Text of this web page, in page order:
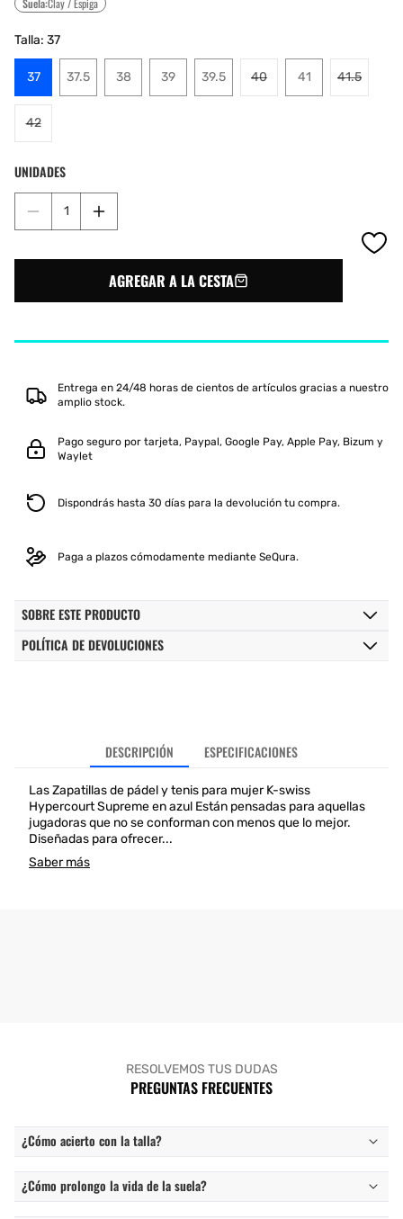
Suela:Clay / Espiga
Talla: 37
37 37.5 38 39 39.5 40Variante
agotada
41
41.5
Variante
42Variante
agotada
no
UNIDADES
Reducir
cantidad
HYPERCOURT
SUPREME
96617407
Aumentar
cantidad
HYPERCOURT
SUPREME
96617407
AGREGAR A LA CESTA
Entrega en 24/48 horas de cientos de artículos gracias a nuestro
amplio stock.
Pago seguro por tarjeta, Paypal, Google Pay, Apple Pay, Bizum y
Waylet
Dispondrás hasta 30 días para la devolución tu compra.
Paga a plazos cómodamente mediante SeQura.
SOBRE ESTE PRODUCTO
POLÍTICA DE DEVOLUCIONES
DESCRIPCIÓN ESPECIFICACIONES
Las Zapatillas de pádel y tenis para mujer K-swiss
Hypercourt Supreme en azul Están pensadas para aquellas
jugadoras que no se conforman con menos que lo mejor.
Diseñadas para ofrecer...
Saber más
RESOLVEMOS TUS DUDAS
PREGUNTAS FRECUENTES
¿Cómo acierto con la talla?
¿Cómo prolongo la vida de la suela?